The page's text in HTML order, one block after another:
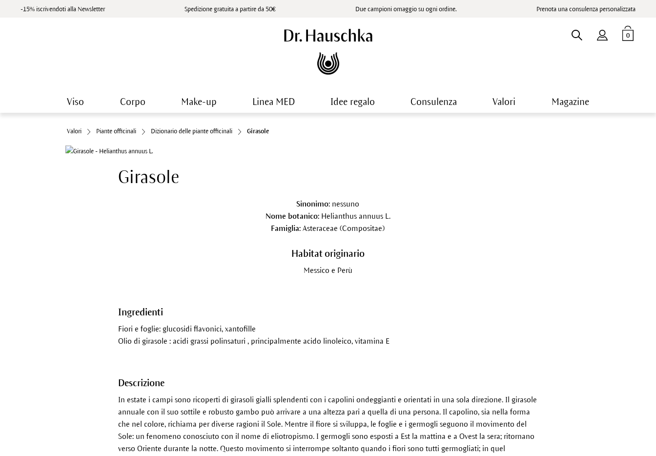
-15% iscrivendoti alla Newsletter Spedizione gratuita a partire da 50€ Due campioni omaggio su ogni ordine. Prenota una consulenza personalizzata
0
Viso Corpo Make-up Linea MED Idee regalo Consulenza Valori Magazine
Valori Piante officinali Dizionario delle piante officinali Girasole
Girasole
Sinonimo: nessuno
Nome botanico:Helianthus annuus L.
Famiglia: Asteraceae (Compositae)
Habitat originario
Messico e Perù
Ingredienti
Fiori e foglie: glucosidi flavonici, xantofille
Olio di girasole : acidi grassi polinsaturi , principalmente acido linoleico, vitamina E
Descrizione
In estate i campi sono ricoperti di girasoli gialli splendenti con i capolini ondeggianti e orientati in una sola direzione. Il girasole
annuale con il suo sottile e robusto gambo può arrivare a una altezza pari a quella di una persona. Il capolino, sia nella forma
che nel colore, richiama per diverse ragioni il Sole. Mentre il fiore si sviluppa, le foglie e i germogli seguono il movimento del
Sole: un fenomeno conosciuto con il nome di eliotropismo. I germogli sono esposti a Est la mattina e a Ovest la sera; ritornano
verso Oriente durante la notte. Questo movimento si interrompe soltanto quando i fiori sono tutti germogliati; in quel